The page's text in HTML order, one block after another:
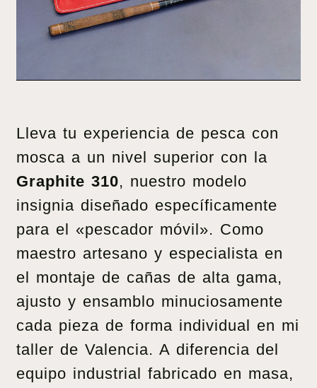
Lleva tu experiencia de pesca con
mosca a un nivel superior con la
Graphite 310, nuestro modelo
insignia diseñado específicamente
para el «pescador móvil». Como
maestro artesano y especialista en
el montaje de cañas de alta gama,
ajusto y ensamblo minuciosamente
cada pieza de forma individual en mi
taller de Valencia. A diferencia del
equipo industrial fabricado en masa,